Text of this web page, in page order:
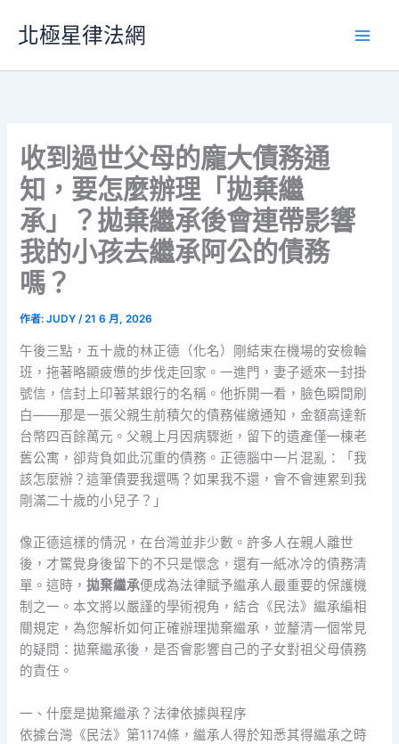
要
北極星律法網
收到過世父母的龐大債務通
知，要怎麼辦理「拋棄繼
承」？拋棄繼承後會連帶影響
我的小孩去繼承阿公的債務
嗎？
作者:JUDY/21 6 月, 2026
午後三點，五十歲的林正德（化名）剛結束在機場的安檢輪
班，拖著略顯疲憊的步伐走回家。一進門，妻子遞來一封掛
號信，信封上印著某銀行的名稱。他拆開一看，臉色瞬間刷
白——那是一張父親生前積欠的債務催繳通知，金額高達新
台幣四百餘萬元。父親上月因病驟逝，留下的遺產僅一棟老
舊公寓，卻背負如此沉重的債務。正德腦中一片混亂：「我
該怎麼辦？這筆債要我還嗎？如果我不還，會不會連累到我
剛滿二十歲的小兒子？」
像正德這樣的情況，在台灣並非少數。許多人在親人離世
後，才驚覺身後留下的不只是懷念，還有一紙冰冷的債務清
單。這時，拋棄繼承便成為法律賦予繼承人最重要的保護機
制之一。本文將以嚴謹的學術視角，結合《民法》繼承編相
關規定，為您解析如何正確辦理拋棄繼承，並釐清一個常見
的疑問：拋棄繼承後，是否會影響自己的子女對祖父母債務
的責任。
一、什麼是拋棄繼承？法律依據與程序
依據台灣《民法》第1174條，繼承人得於知悉其得繼承之時